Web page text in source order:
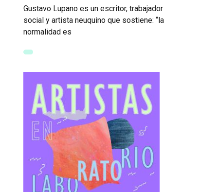
Gustavo Lupano es un escritor, trabajador
social y artista neuquino que sostiene: “la
normalidad es